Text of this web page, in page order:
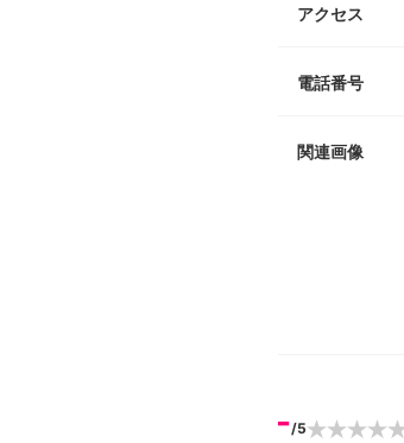
アクセス
電話番号
関連画像
-/5